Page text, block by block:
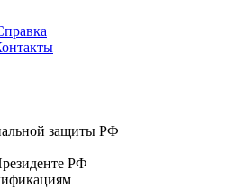
защиты РФ
РФ